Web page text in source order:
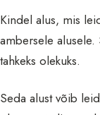
Kindel alus, mis
ambersele alusele.
tahkeks olekuks.
Seda alust võib